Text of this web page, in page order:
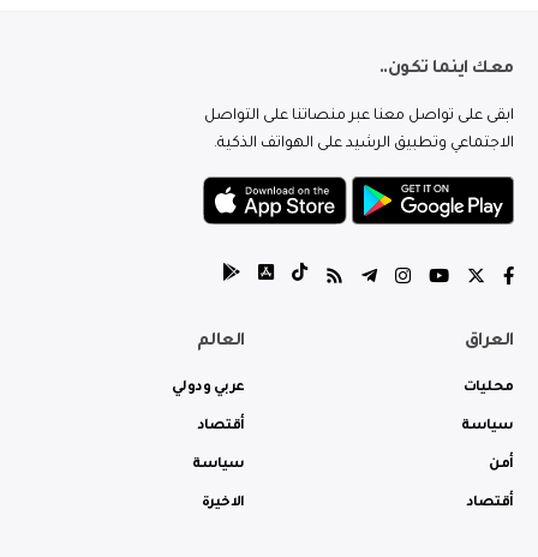
معك اينما تكون..
ابقى على تواصل معنا عبر منصاتنا على التواصل
الاجتماعي وتطبيق الرشيد على الهواتف الذكية.
العراق
محليات
سياسة
أمن
أقتصاد
العالم
عربي ودولي
أقتصاد
سياسة
الاخيرة